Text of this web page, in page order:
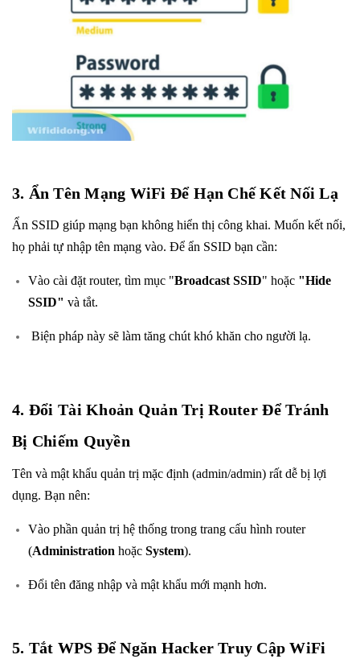
3. Ẩn Tên Mạng WiFi Để Hạn Chế Kết Nối Lạ
Ẩn SSID giúp mạng bạn không hiển thị công khai. Muốn kết nối,
họ phải tự nhập tên mạng vào. Để ẩn SSID bạn cần:
Vào cài đặt router, tìm mục "Broadcast SSID" hoặc "Hide
SSID" và tắt.
Biện pháp này sẽ làm tăng chút khó khăn cho người lạ.
4. Đổi Tài Khoản Quản Trị Router Để Tránh
Bị Chiếm Quyền
Tên và mật khẩu quản trị mặc định (admin/admin) rất dễ bị lợi
dụng. Bạn nên:
Vào phần quản trị hệ thống trong trang cấu hình router
(Administration hoặc System).
Đổi tên đăng nhập và mật khẩu mới mạnh hơn.
5. Tắt WPS Để Ngăn Hacker Truy Cập WiFi